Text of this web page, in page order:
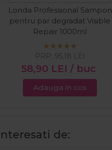
Londa Professional Sampon
pentru par degradat Visible
Repair 1000ml
58,90 LEI / buc
PRP: 95,18 LEI
Adauga in cos
de: